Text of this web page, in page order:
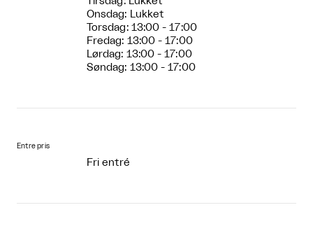
Onsdag: Lukket
Torsdag: 13:00 - 17:00
Fredag: 13:00 - 17:00
Lørdag: 13:00 - 17:00
Søndag: 13:00 - 17:00
Entre pris
Fri entré